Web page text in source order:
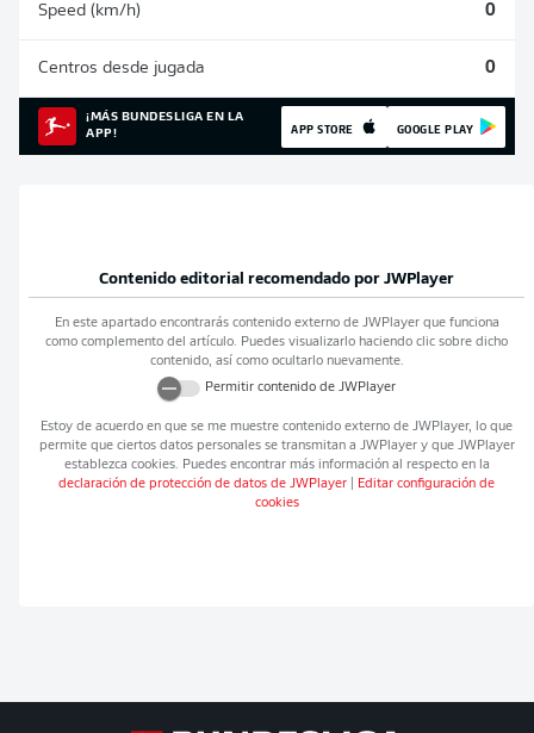
Speed (km/h) 0
Centros desde jugada 0
¡MÁS BUNDESLIGA EN LA
APP!
APP STORE GOOGLE PLAY
Contenido editorial recomendado por JWPlayer
En este apartado encontrarás contenido externo de JWPlayerque funciona
como complemento del artículo. Puedes visualizarlo haciendo clic sobre dicho
contenido, así como ocultarlo nuevamente.
Permitir contenido de JWPlayer
Estoy de acuerdo en que se me muestre contenido externo de JWPlayer, lo que
permite que ciertos datos personales se transmitan a JWPlayery que JWPlayer
establezca cookies. Puedes encontrar más información al respecto en la
declaración de protección de datos de JWPlayer
Editar configuración de
cookies